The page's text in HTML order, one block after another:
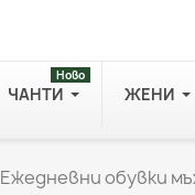
ЧАНТИ
Ново
ЖЕНИ
Ежедневни обувки